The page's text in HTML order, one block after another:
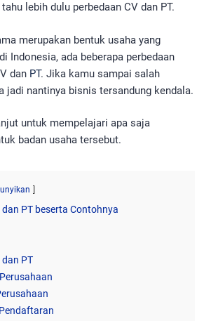
lebih dulu perbedaan CV dan PT.
merupakan bentuk usaha yang
Indonesia, ada beberapa perbedaan
dan PT. Jika kamu sampai salah
jadi nantinya bisnis tersandung kendala.
untuk mempelajari apa saja
badan usaha tersebut.
dan PT beserta Contohnya
dan PT